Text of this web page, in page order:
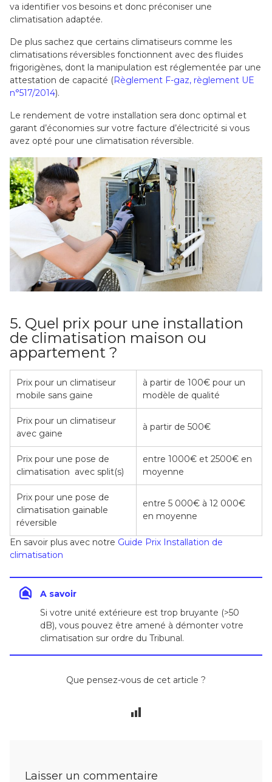
va identifier vos besoins et donc préconiser une
climatisation adaptée.
De plus sachez que certains climatiseurs comme les
climatisations réversibles fonctionnent avec des fluides
frigorigènes, dont la manipulation est réglementée par une
attestation de capacité (Règlement F-gaz, règlement UE
n°517/2014).
Le rendement de votre installation sera donc optimal et
garant d’économies sur votre facture d’électricité si vous
avez opté pour une climatisation réversible.
5. Quel prix pour une installation
de climatisation maison ou
appartement ?
Prix pour un climatiseur
mobile sans gaine
à partir de 100€ pour un
modèle de qualité
Prix pour un climatiseur
avec gaine
à partir de 500€
Prix pour une pose de
climatisation avec split(s)
entre 1000€ et 2500€ en
moyenne
Prix pour une pose de
climatisation gainable
réversible
entre 5 000€ à 12 000€
en moyenne
En savoir plus avec notre Guide Prix Installation de
climatisation
A savoir
Si votre unité extérieure est trop bruyante (>50
dB), vous pouvez être amené à démonter votre
climatisation sur ordre du Tribunal.
Que pensez-vous de cet article ?
Laisser un commentaire